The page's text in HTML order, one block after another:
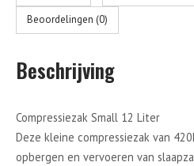
Beoordelingen (0)
Beschrijving
Compressiezak Small 12 Liter
Deze kleine compressiezak van
opbergen en vervoeren van